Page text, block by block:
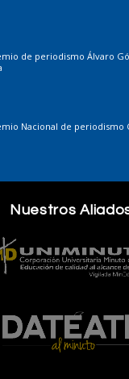
de periodismo Álvaro
Nacional de periodismo
Nuestros